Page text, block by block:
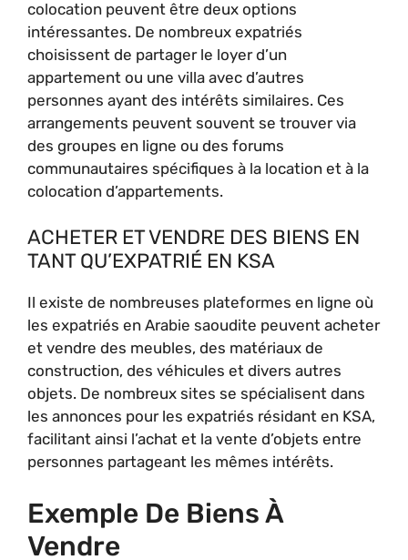
colocation peuvent être deux options
intéressantes. De nombreux expatriés
choisissent de partager le loyer d’un
appartement ou une villa avec d’autres
personnes ayant des intérêts similaires. Ces
arrangements peuvent souvent se trouver via
des groupes en ligne ou des forums
communautaires spécifiques à la location et à la
colocation d’appartements.
ACHETER ET VENDRE DES BIENS EN
TANT QU’EXPATRIÉ EN KSA
Il existe de nombreuses plateformes en ligne où
les expatriés en Arabie saoudite peuvent acheter
et vendre des meubles, des matériaux de
construction, des véhicules et divers autres
objets. De nombreux sites se spécialisent dans
les annonces pour les expatriés résidant en KSA,
facilitant ainsi l’achat et la vente d’objets entre
personnes partageant les mêmes intérêts.
Exemple De Biens À
Vendre